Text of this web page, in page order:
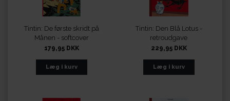
Tintin: De første skridt på
Månen - softcover
179,95 DKK
Tintin: Den Blå Lotus -
retroudgave
229,95 DKK